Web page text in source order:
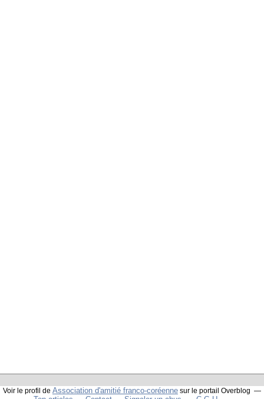
Voir le profil de Association d'amitié franco-coréenne sur le portail Overblog